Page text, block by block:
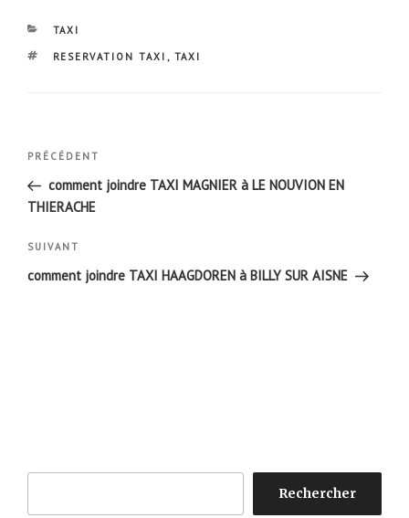
CATÉGORIES
TAXI
ÉTIQUETTES
RESERVATION TAXI , TAXI
Navigation
l’article
Article
précédent
PRÉCÉDENT
comment joindre TAXI MAGNIER à LE NOUVION EN
THIERACHE
Article
suivant
SUIVANT
comment joindre TAXI HAAGDOREN à BILLY SUR AISNE
Rechercher